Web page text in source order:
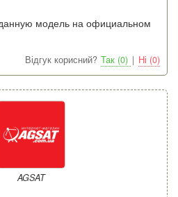
модель на официальном
Відгук корисний? Так (0) | Ні (0)
AGSAT